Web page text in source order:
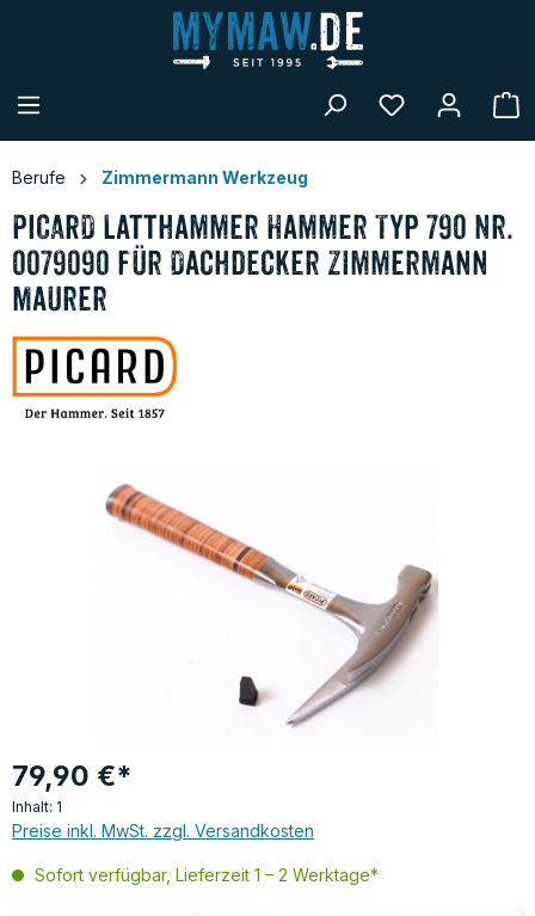
Berufe Zimmermann Werkzeug
PICARD Latthammer Hammer Typ 790 Nr.
0079090 für Dachdecker Zimmermann
Maurer
79,90 €*
Inhalt: 1
Preise inkl. MwSt. zzgl. Versandkosten
Sofort verfügbar, Lieferzeit 1 – 2 Werktage*